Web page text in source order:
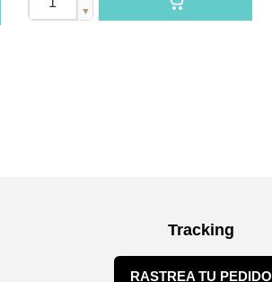
▼
Tracking
RASTREA TU PEDIDO